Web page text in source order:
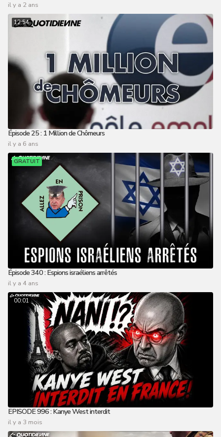
il y a 2 ans
12:54
Épisode 25 : 1 Million de Chômeurs
il y a 6 ans
GRATUIT
Épisode 340 : Espions israéliens arrêtés
il y a 4 ans
00:01
EPISODE 996 : Kanye West interdit
il y a 3 mois